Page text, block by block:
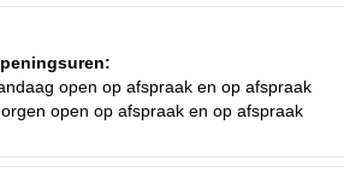
open op afspraak en op afspraak
open op afspraak en op afspraak